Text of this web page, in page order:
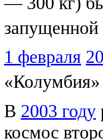
1 февраля
«Колумбия»
В 2003 году
космос